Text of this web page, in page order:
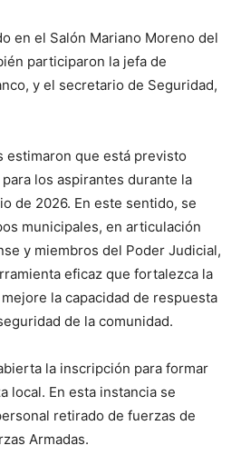
en el Salón Mariano Moreno del
participaron la jefa de
y el secretario de Seguridad,
estimaron que está previsto
los aspirantes durante la
de 2026. En este sentido, se
municipales, en articulación
y miembros del Poder Judicial,
eficaz que fortalezca la
la capacidad de respuesta
de la comunidad.
la inscripción para formar
local. En esta instancia se
retirado de fuerzas de
Armadas.